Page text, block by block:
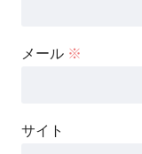
メール ※
サイト